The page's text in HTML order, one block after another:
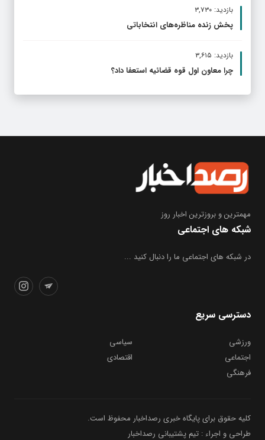
بازدید: ۳,۷۳۰
پخش زنده مناظره‌های انتخاباتی
بازدید: ۳,۶۱۵
چرا معاون اول قوه قضائیه استعفا داد؟
مهمترین و بروز‌ترین اخبار روز
شبکه های اجتماعی
در شبکه های اجتماعی ما را دنبال کنید ...
دسترسی سریع
ورزشی
سیاسی
اجتماعی
اقتصادی
فرهنگی
کلیه حقوق برای پایگاه خبری رصداخبار محفوظ است.
طراحی و اجراء : تیم پشتیبانی رصداخبار